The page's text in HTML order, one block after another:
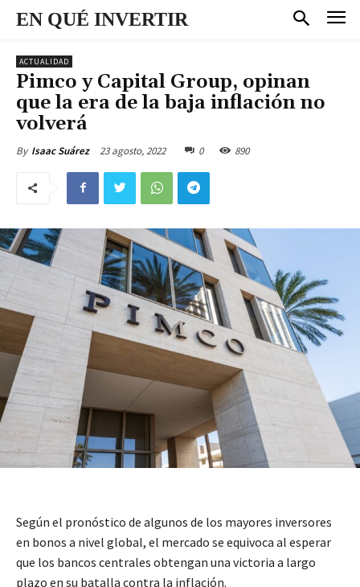
EN QUÉ INVERTIR
ACTUALIDAD
Pimco y Capital Group, opinan
que la era de la baja inflación no
volverá
By Isaac Suárez 23 agosto, 2022 0 890
Según el pronóstico de algunos de los mayores inversores
en bonos a nivel global, el mercado se equivoca al esperar
que los bancos centrales obtengan una victoria a largo
plazo en su batalla contra la inflación.